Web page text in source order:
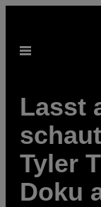
content
Open
Lasst
Tyler
Doku